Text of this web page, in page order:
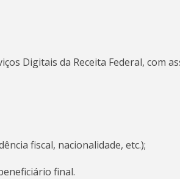
Digitais da Receita Federal, com
fiscal, nacionalidade, etc.);
final.